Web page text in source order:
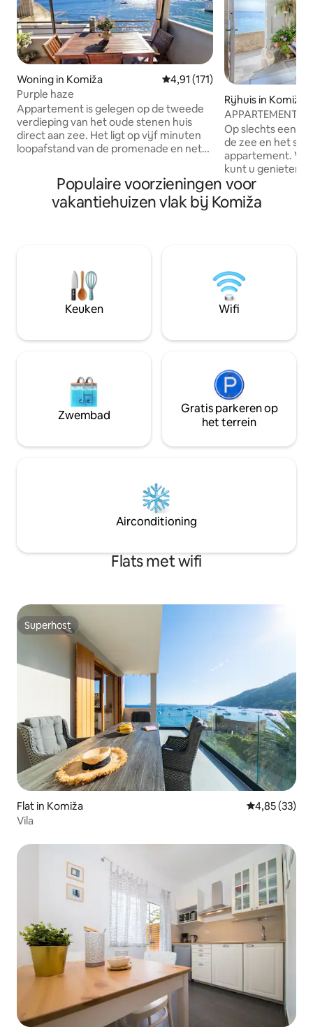
Woning in Komiža Gemiddelde beoordeling van
4,91 (171)
Purple haze
Appartement is gelegen op de tweede
verdieping van het oude stenen huis
direct aan zee. Het ligt op vijf minuten
loopafstand van de promenade en net
uitgeruste keuken, een slaapkamer, een
woonkamer, een badkamer en een
eigen balkon met uitzicht over de zee en
huur van het appartement is de
mogelijkheid om tijdens het verblijf
gebruik te maken van een
tweepersoonszittende kajak.
Rijhuis in Komiža
APPARTEMENT
gewoon de best
Op slechts een
de zee en het
appartement.
kunt u genieten
over de zee,
naar het
golven of
condo.
romantische
overloop de top
u, en gratis ;)
Populaire voorzieningen voor
vakantiehuizen vlak bij Komiža
Keuken Wifi
Zwembad
Gratis parkeren op
het terrein
Airconditioning
Flats met wifi
Superhost
Superhost
Flat in Komiža Gemiddelde
4,85 (33)
Vila